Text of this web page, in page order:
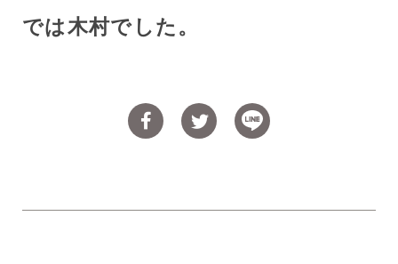
では木村でした。